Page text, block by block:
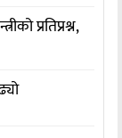
प्रतिप्रश्न,